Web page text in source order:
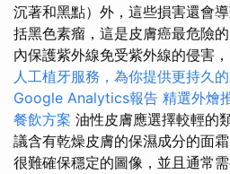
沉著和黑點）外，這些損害還會
括黑色素瘤，這是皮膚癌最危險
內保護紫外線免受紫外線的侵害
人工植牙服務，為你提供更持久
Google Analytics報告 精選外燴
餐飲方案 油性皮膚應選擇較輕的
議含有乾燥皮膚的保濕成分的面霜
很難確保穩定的圖像，並且通常